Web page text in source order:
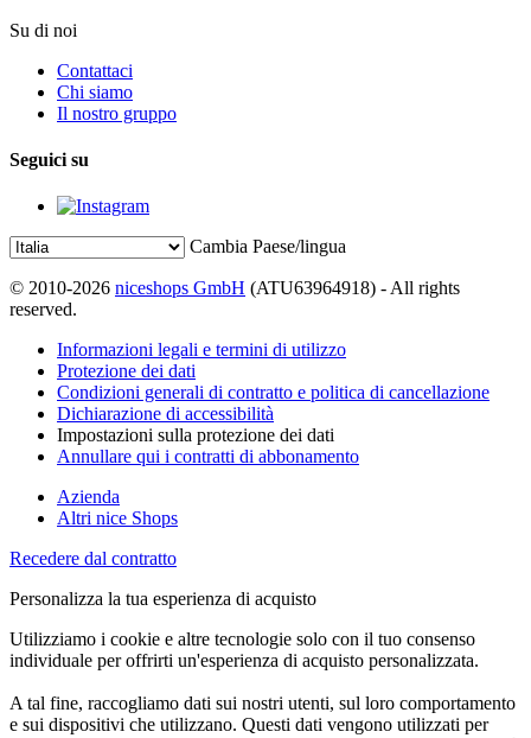
Su di noi
Contattaci
Chi siamo
Il nostro gruppo
Seguici su
Cambia Paese/lingua
© 2010-2026 niceshops GmbH (ATU63964918) - All rights
reserved.
Informazioni legali e termini di utilizzo
Protezione dei dati
Condizioni generali di contratto e politica di cancellazione
Dichiarazione di accessibilità
Impostazioni sulla protezione dei dati
Annullare qui i contratti di abbonamento
Azienda
Altri nice Shops
Recedere dal contratto
Personalizza la tua esperienza di acquisto
Utilizziamo i cookie e altre tecnologie solo con il tuo consenso
individuale per offrirti un'esperienza di acquisto personalizzata.
A tal fine, raccogliamo dati sui nostri utenti, sul loro comportamento
e sui dispositivi che utilizzano. Questi dati vengono utilizzati per